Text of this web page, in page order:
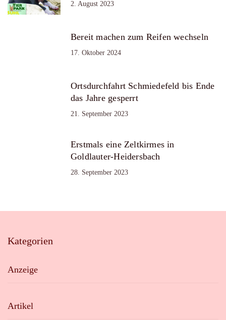
2. August 2023
Bereit machen zum Reifen wechseln
17. Oktober 2024
Ortsdurchfahrt Schmiedefeld bis Ende
das Jahre gesperrt
21. September 2023
Erstmals eine Zeltkirmes in
Goldlauter-Heidersbach
28. September 2023
Kategorien
Anzeige
Artikel